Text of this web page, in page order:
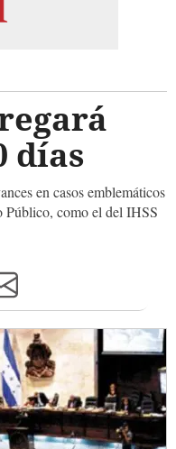
días
en casos emblemáticos
Público, como el del IHSS